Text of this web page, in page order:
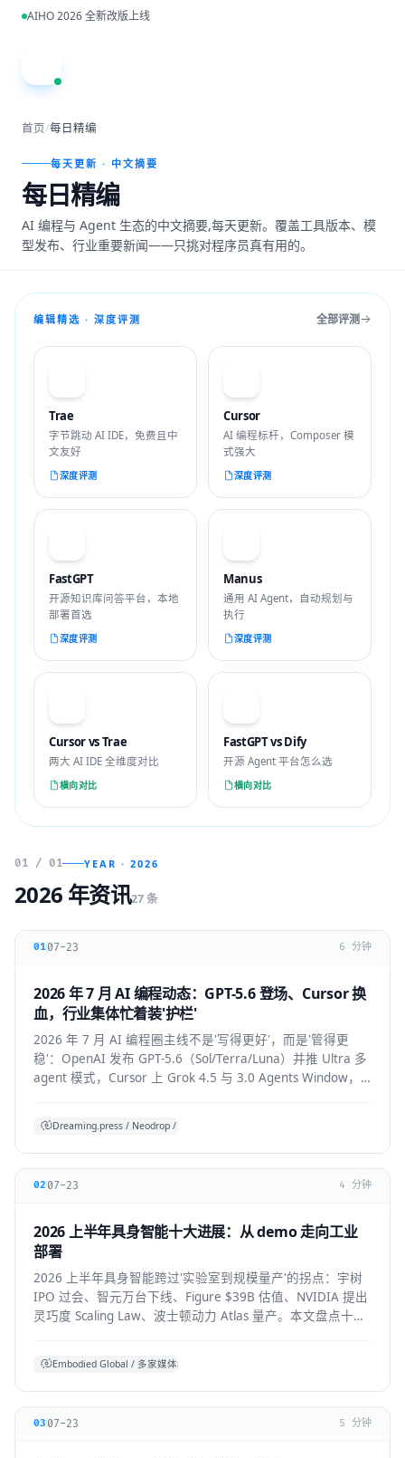
跳到主内容
AIHO 2026 全新改版上线
首页/每日精编
每天更新 · 中文摘要
每日精编
AI 编程与 Agent 生态的中文摘要,每天更新。覆盖工具版本、模
型发布、行业重要新闻——只挑对程序员真有用的。
编辑精选 · 深度评测 全部评测
Trae
字节跳动 AI IDE，免费且中
文友好
深度评测
Cursor
AI 编程标杆，Composer 模
式强大
深度评测
FastGPT
开源知识库问答平台，本地
部署首选
深度评测
Manus
通用 AI Agent，自动规划与
执行
深度评测
Cursor vs Trae
两大 AI IDE 全维度对比
横向对比
FastGPT vs Dify
开源 Agent 平台怎么选
横向对比
01 / 01 YEAR · 2026
2026 年资讯27 条
0107-23 6 分钟
2026 年 7 月 AI 编程动态：GPT-5.6 登场、Cursor 换
血，行业集体忙着装'护栏'
2026 年 7 月 AI 编程圈主线不是'写得更好'，而是'管得更
稳'：OpenAI 发布 GPT-5.6（Sol/Terra/Luna）并推 Ultra 多
agent 模式，Cursor 上 Grok 4.5 与 3.0 Agents Window，
Dreaming.press / Neodrop / SDD 综合
02 07-23 4 分钟
2026 上半年具身智能十大进展：从 demo 走向工业
部署
2026 上半年具身智能跨过'实验室到规模量产'的拐点：宇树
IPO 过会、智元万台下线、Figure $39B 估值、NVIDIA 提出
灵巧度 Scaling Law、波士顿动力 Atlas 量产。本文盘点十大
Embodied Global / 多家媒体综合
03 07-23 5 分钟